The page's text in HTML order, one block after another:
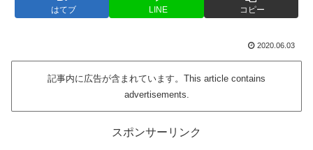
はてブ LINE コピー
2020.06.03
記事内に広告が含まれています。This article contains
advertisements.
スポンサーリンク